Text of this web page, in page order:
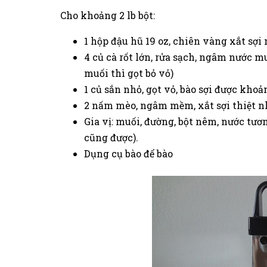
Cho khoảng 2 lb bột:
1 hộp đậu hũ 19 oz, chiên vàng xắt
4 củ cà rốt lớn, rửa sạch, ngâm nước
muối thì gọt bỏ vỏ)
1 củ sắn nhỏ, gọt vỏ, bào sợi được
2 nấm mèo, ngâm mềm, xắt sợi thiệt
Gia vị: muối, đường, bột nêm, nước
cũng được).
Dụng cụ bào để bào